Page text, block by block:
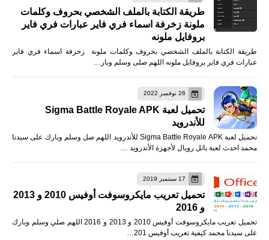
طريقة الكتابة بالملف الشخصي بحروف وكلمات
ملونة زخرفة اسماء فري فاير عبارات فري فاير
بروفايل ملونه
طريقة الكتابة بالملف الشخصي بحروف وكلمات ملونة زخرفة اسماء فري فاير
عبارات فري فاير بروفايل ملونه اللهم صلى وسلم وبار…
26 نوفمبر 2022
تحميل لعبة Sigma Battle Royale APK
للأندرويد
تحميل لعبة Sigma Battle Royale APK للأندرويد اللهم صل وسلم وبارك على سيدنا
محمد احدث لعبة باتل رويال لأجهزة الأندرويد …
17 سبتمبر 2019
تحميل تعريب مايكروسوفت أوفيس 2010 و 2013
و 2016
تحميل تعريب مايكروسوفت أوفيس 2010 و 2013 و 2016 اللهم صلي وسلم وبارك
على سيدنا محمد كيفية تعريب أوفيس 201…